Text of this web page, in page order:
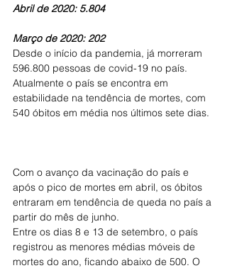
Abril de 2020: 5.804
Março de 2020: 202
Desde o início da pandemia, já morreram
596.800 pessoas de covid-19 no país.
Atualmente o país se encontra em
estabilidade na tendência de mortes, com
540 óbitos em média nos últimos sete dias.
Com o avanço da vacinação do país e
após o pico de mortes em abril, os óbitos
entraram em tendência de queda no país a
partir do mês de junho.
Entre os dias 8 e 13 de setembro, o país
registrou as menores médias móveis de
mortes do ano, ficando abaixo de 500. O